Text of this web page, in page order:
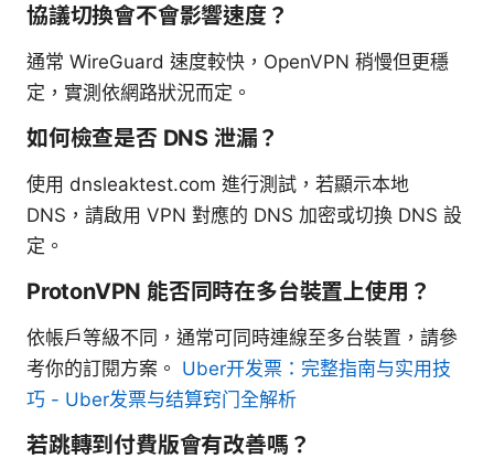
協議切換會不會影響速度？
通常 WireGuard 速度較快，OpenVPN 稍慢但更穩
定，實測依網路狀況而定。
如何檢查是否 DNS 泄漏？
使用 dnsleaktest.com 進行測試，若顯示本地
DNS，請啟用 VPN 對應的 DNS 加密或切換 DNS 設
定。
ProtonVPN 能否同時在多台裝置上使用？
依帳戶等級不同，通常可同時連線至多台裝置，請參
考你的訂閱方案。 Uber开发票：完整指南与实用技
巧 - Uber发票与结算窍门全解析
若跳轉到付費版會有改善嗎？